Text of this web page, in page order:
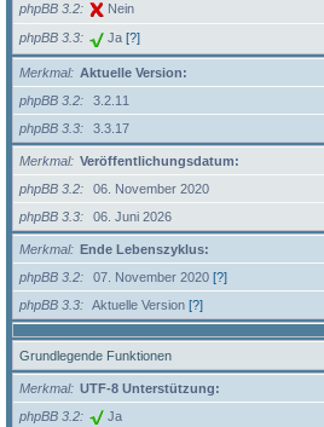
phpBB 3.2
Nein
phpBB 3.3 Ja [?]
Merkmal
Aktuelle Version:
phpBB 3.2
3.2.11
phpBB 3.3
3.3.17
Merkmal
Veröffentlichungsdatum:
phpBB 3.2
06. November 2020
phpBB 3.3
06. Juni 2026
Merkmal
Ende Lebenszyklus:
phpBB 3.2
07. November 2020 [?]
phpBB 3.3
Aktuelle Version [?]
Grundlegende Funktionen
Merkmal
UTF-8 Unterstützung:
phpBB 3.2
Ja